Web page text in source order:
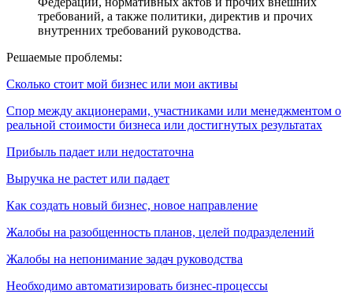
требований, а также политики, директив и прочих
внутренних требований руководства.
Решаемые проблемы:
Сколько стоит мой бизнес или мои активы
Спор между акционерами, участниками или менеджментом о
реальной стоимости бизнеса или достигнутых результатах
Прибыль падает или недостаточна
Выручка не растет или падает
Как создать новый бизнес, новое направление
Жалобы на разобщенность планов, целей подразделений
Жалобы на непонимание задач руководства
Необходимо автоматизировать бизнес-процессы